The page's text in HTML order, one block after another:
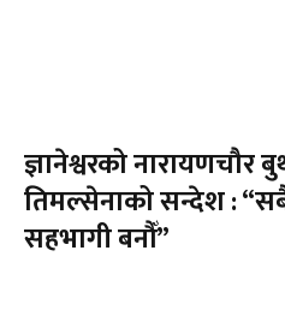
ज्ञानेश्वरको नारायणचौर
तिमल्सेनाको सन्देश :
सहभागी बनौँ”